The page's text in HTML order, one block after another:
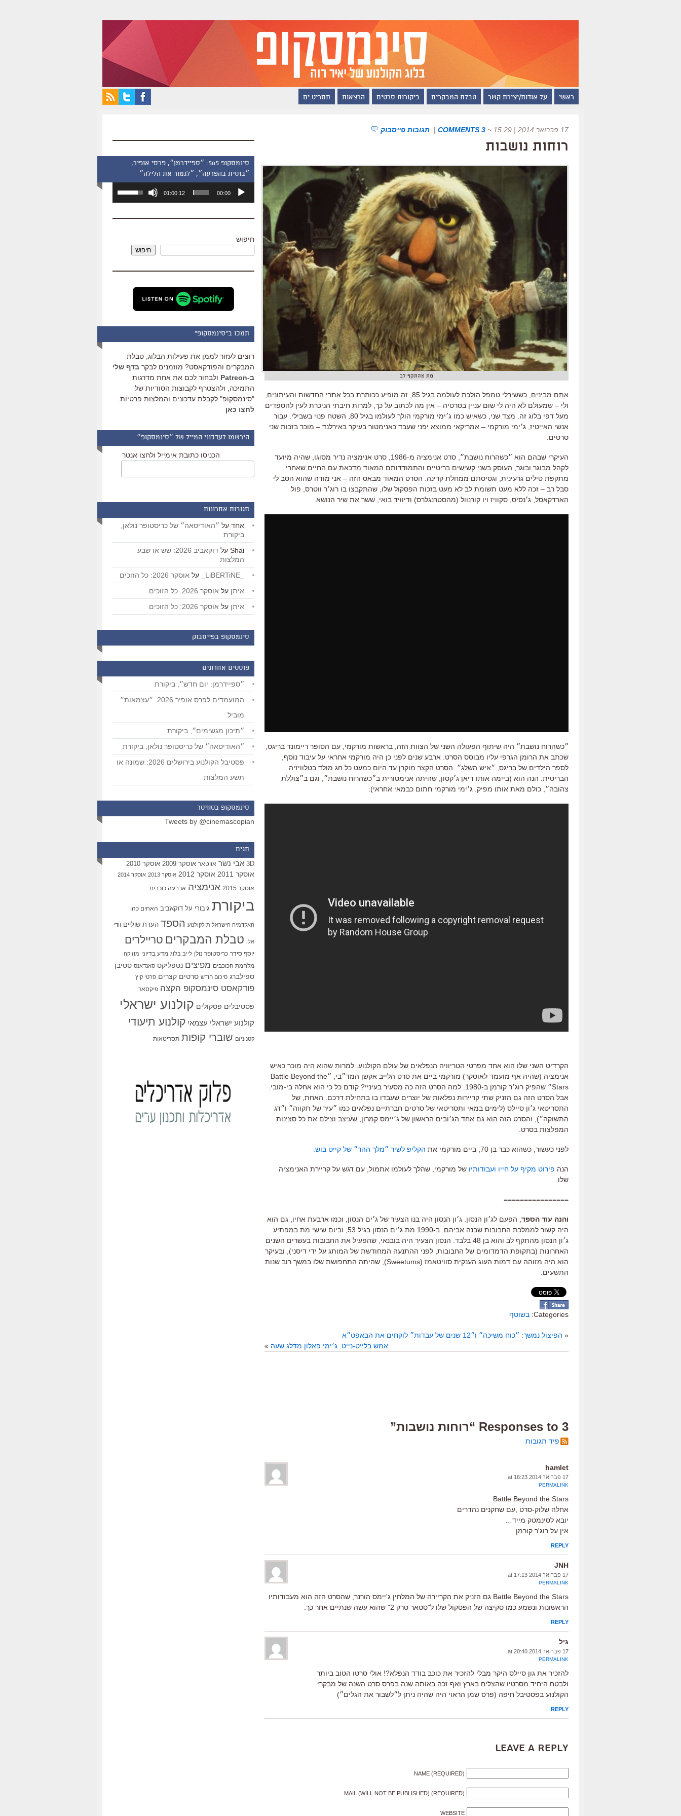
ראשי על אודות/יצירת קשר טבלת המבקרים ביקורות סרטים הרצאות תסריט.ים
17 פברואר 2014 | 15:29 ~
3 COMMENTS
| תגובות פייסבוק
רוחות נושבות
מת מהתקף לב
אתם מבינים, כששירלי טמפל הולכת לעולמה בגיל 85, זה מופיע ככותרת בכל אתרי החדשות והעיתונים,
ולי – שמעולם לא היה לי שום עניין בסרטיה – אין מה לכתוב על כך, למרות חיבתי הניכרת לעין להספדים
מעל דפי בלוג זה. מצד שני, כשאיש כמו ג׳ימי מורקמי הולך לעולמו בגיל 80, השטח פנוי בשבילי. עבור
אנשי האייטיז, ג׳ימי מורקמי – אמריקאי ממוצא יפני שעבד כאנימטור בעיקר באירלנד – מוכר בזכות שני
סרטים.
העיקרי שבהם הוא ״כשהרוח נושבת״, סרט אנימציה מ-1986, סרט אנימציה נדיר מסוגו, שהיה מיועד
לקהל מבוגר ובוגר, העוסק בשני קשישים בריטיים והתמודדותם המאוד מדכאת עם החיים שאחרי
מתקפת טילים גרעינית, וגסיסתם ממחלת קרינה. הסרט המאוד מבאס הזה – אני מודה שהוא הסב לי
סבל רב – זכה ללא מעט תשומת לב לא מעט בזכות הפסקול שלו, שהתקבצו בו רוג׳ר ווטרס, פול
הארדקאסל, ג׳נסיס, סקוויז ויו קורנוול (מהסטרנגלרס) ודיוויד בואי, ששר את שיר הנושא.
״כשהרוח נושבת״ היה שיתוף הפעולה השני של הצוות הזה, בראשות מורקמי, עם הסופר ריימונד בריגס,
שכתב את הרומן הגרפי עליו מבוסס הסרט. ארבע שנים לפני כן היה מורקמי אחראי על עיבוד נוסף,
לספר הילדים של בריגס, ״איש השלג״. הסרט הקצר מוקרן עד היום כמעט כל חג מולד בטלוויזיה
הבריטית. הנה הוא (ביימה אותו דיאן ג׳קסון, שהיתה אנימטורית ב״כשהרוח נושבת״, וגם ב״צוללת
צהובה״, כולם מאת אותו מפיק. ג׳ימי מורקמי חתום כבמאי אחראי):
הקרדיט השני שלו הוא אחד מפרטי הטריוויה הנפלאים של עולם הקולנוע. למרות שהוא היה מוכר כאיש
אנימציה (שהיה אף מועמד לאוסקר) מורקמי ביים את סרט הלייב אקשן המד״בי, ״Battle Beyond the
Stars״ שהפיק רוג׳ר קורמן ב-1980. למה הסרט הזה כה מסעיר בעיניי? קודם כל כי הוא אחלה בי-מובי.
אבל הסרט הזה גם הזניק שתי קריירות נפלאות של יוצרים שעבדו בו בתחילת דרכם. האחת, של
התסריטאי ג׳ון סיילס (לימים במאי ותסריטאי של סרטים חברתיים נפלאים כמו ״עיר של תקווה״ ו״דג
התשוקה״), והסרט הזה הוא גם אחד הג׳ובים הראשון של ג׳יימס קמרון, שעיצב וצילם את כל סצינות
המפלצות בסרט.
לפני כעשור, כשהוא כבר בן 70, ביים מורקמי את הקליפ לשיר ״מלך ההר״ של קייט בוש.
הנה פירוט מקיף על חייו ועבודותיו של מורקמי, שהלך לעולמו אתמול, עם דגש על קריירת האנימציה
שלו.
================
והנה עוד הספד , הפעם לג׳ון הנסון. ג׳ון הנסון היה בנו הצעיר של ג׳ים הנסון, וכמו ארבעת אחיו, גם הוא
היה קשור לממלכת החבובות שבנה אביהם. ב-1990 מת ג׳ים הנסון בגיל 53, וביום שישי מת במפתיע
ג׳ון הנסון מהתקף לב והוא בן 48 בלבד. הנסון הצעיר היה בובנאי, שהפעיל את החבובות בעשרים השנים
האחרונות (בתקופת הדמדומים של החבובות, לפני ההתנעה המחודשת של המותג על ידי דיסני), ובעיקר
הוא היה מזוהה עם דמות העוג הענקית סוויטאמז (Sweetums), שהיתה התחפושת שלו במשך רוב שנות
התשעים.
Categories: בשוטף
« הפיצול נמשך: ״כוח משיכה״ ו״12 שנים של עבדות״ לוקחים את הבאפט״א
אמש בלייט-נייט: ג׳ימי פאלון מדלג שעה »
3 Responses to “רוחות נושבות”
פיד תגובות
hamlet
17 פברואר 2014 at 16:23
PERMALINK
Battle Beyond the Stars
אחלה שלוק-סרט ,עם שחקנים נהדרים
יובא לסינמטק מייד…
אין על רוג'ר קורמן
REPLY
JNH
17 פברואר 2014 at 17:13
PERMALINK
Battle Beyond the Stars גם הזניק את הקריירה של המלחין ג'יימס הורנר, שהסרט הזה הוא מעבודותיו
הראשונות ונשמע כמו סקיצה של הפסקול שלו ל"סטאר טרק 2" שהוא עשה שנתיים אחר כך.
REPLY
גיל
17 פברואר 2014 at 20:40
PERMALINK
להזכיר את גון סיילס היקר מבלי להזכיר את כוכב בודד הנפלא?! אולי סרטו הטוב ביותר
ולבטח היחיד מסרטיו שהצליח בארץ ואף זכה באותה שנה בפרס סרט השנה של מבקרי
הקולנוע בפסטיבל חיפה (פרס שמן הראוי היה שהיה ניתן ל״לשבור את הגלים״)
REPLY
Leave a Reply
NAME (REQUIRED)
MAIL (WILL NOT BE PUBLISHED) (REQUIRED)
WEBSITE
סינמסקופ 505: ״ספיידרמן״, פרסי אופיר,
״בוסית בהפרעה״, ״לגמור את הלילה״
אודיו
00:00
01:00:12
השתמש
כדי
שמע.
חיפוש
חיפוש
תמכו ב"סינמסקופ"
רוצים לעזור לממן את פעילות הבלוג, טבלת
המבקרים והפודקאסט? מוזמנים לבקר בדף שלי
ב-Patreon
ולבחור לכם את אחת מדרגות
התמיכה, ולהצטרף לקבוצות הסודיות של
"סינמסקופ" לקבלת עדכונים והמלצות פרטיות.
לחצו כאן
הירשמו לעדכוני המייל של ״סינמסקופ״
הכניסו כתובת אימייל ולחצו אנטר
תגובות אחרונות
אחד על ״האודיסאה״ של כריסטופר נולאן,
ביקורת
Shai על
דוקאביב 2026: שש או שבע
המלצות
על אוסקר 2026: כל הזוכים
איתן על אוסקר 2026: כל הזוכים
איתן על אוסקר 2026: כל הזוכים
סינמסקופ בפייסבוק
פוסטים אחרונים
״ספיידרמן: יום חדש״, ביקורת
המועמדים לפרס אופיר 2026: ״עצמאות״
מוביל
״תיכון מגשימים״, ביקורת
״האודיסאה״ של כריסטופר נולאן, ביקורת
פסטיבל הקולנוע בירושלים 2026: שמונה או
תשע המלצות
סינמסקופ בטוויטר
Tweets by @cinemascopian
תגים
3D אבי נשר אווטאר אוסקר 2009 אוסקר 2010
אוסקר 2011 אוסקר 2012 אוסקר 2013 אוסקר 2014
אוסקר 2015 אנימציה ארבעה כוכבים
ביקורת גיבורי על דוקאביב האחים כהן
האקדמיה הישראלית לקולנוע הספד הערת שוליים וודי
אלן טבלת המבקרים טריילרים
יוסף סידר כריסטופר נולן לייב בלוג מדע בדיוני מוזיקה
מלחמת הכוכבים מפיצים נטפליקס סאנדאנס סטיבן
ספילברג סיכום חודש סרטים קצרים סרטי קיץ
פודקאסט סינמסקופ הקצה פיקסאר
פסטיבלים פסקולים קולנוע ישראלי
קולנוע ישראלי עצמאי קולנוע תיעודי
קטנוניזם שוברי קופות תסריטאות